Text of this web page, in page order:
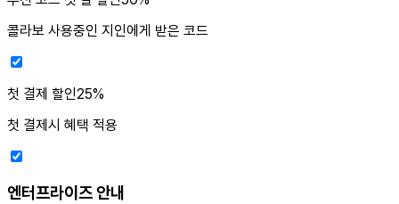
콜라보 사용중인 지인에게 받은 코드
첫 결제 할인25%
첫 결제시 혜택 적용
엔터프라이즈 안내